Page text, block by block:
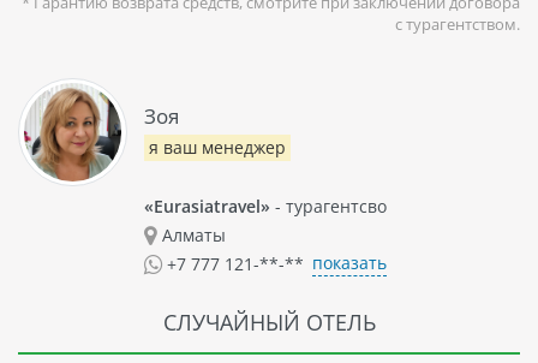
с турагентством.
Зоя
я ваш менеджер
«Eurasiatravel» - турагентсво
Алматы
+7 777 121-**-** показать
СЛУЧАЙНЫЙ ОТЕЛЬ